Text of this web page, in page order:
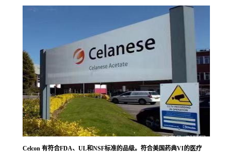
Celcon 有符合FDA、UL和NSF标准的品级。符合美国药典VI的医疗